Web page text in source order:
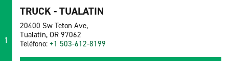
1
TRUCK - TUALATIN
20400 Sw Teton Ave,
Tualatin, OR 97062
Teléfono: +1 503-612-8199